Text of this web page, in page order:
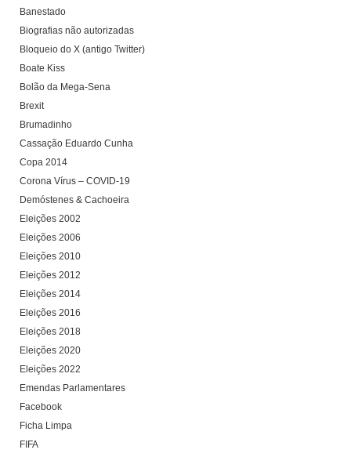
Banestado
Biografias não autorizadas
Bloqueio do X (antigo Twitter)
Boate Kiss
Bolão da Mega-Sena
Brexit
Brumadinho
Cassação Eduardo Cunha
Copa 2014
Corona Vírus – COVID-19
Demóstenes & Cachoeira
Eleições 2002
Eleições 2006
Eleições 2010
Eleições 2012
Eleições 2014
Eleições 2016
Eleições 2018
Eleições 2020
Eleições 2022
Emendas Parlamentares
Facebook
Ficha Limpa
FIFA